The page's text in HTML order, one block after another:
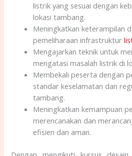
listrik yang sesuai dengan
lokasi tambang.
Meningkatkan keterampilan
pemeliharaan infrastruktur
Mengajarkan teknik untuk
mengatasi masalah listrik di
Membekali peserta dengan
standar keselamatan dan
tambang.
Meningkatkan kemampuan
merencanakan dan
efisien dan aman.